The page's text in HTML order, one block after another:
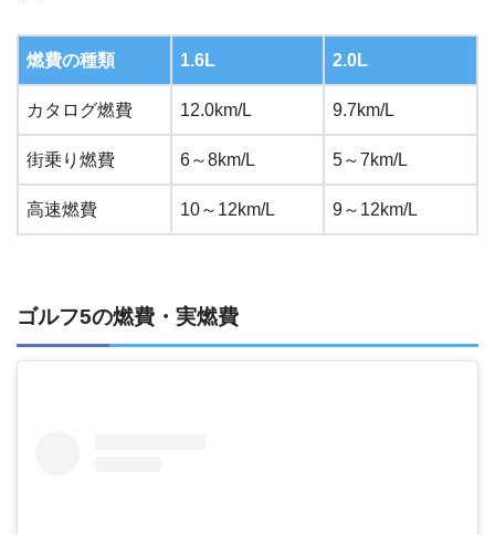
燃費の種類 1.6L 2.0L
カタログ燃費 12.0km/L 9.7km/L
街乗り燃費 6～8km/L 5～7km/L
高速燃費 10～12km/L 9～12km/L
ゴルフ5の燃費・実燃費